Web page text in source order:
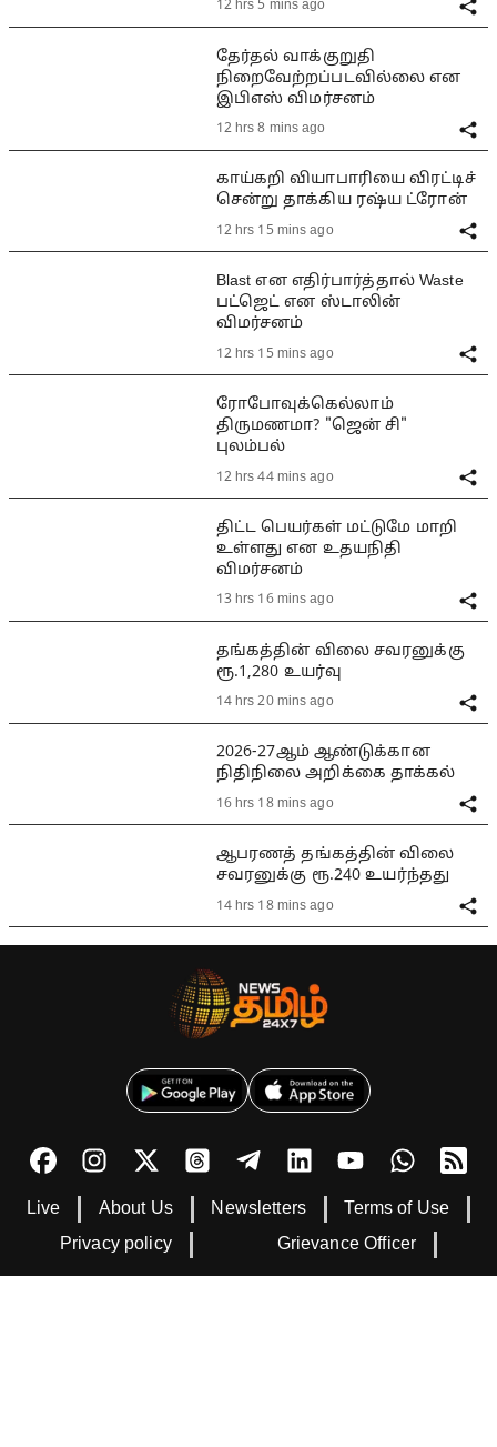
12 hrs 5 mins ago
தேர்தல் வாக்குறுதி
நிறைவேற்றப்படவில்லை என
இபிஎஸ் விமர்சனம்
12 hrs 8 mins ago
காய்கறி வியாபாரியை விரட்டிச்
சென்று தாக்கிய ரஷ்ய ட்ரோன்
12 hrs 15 mins ago
Blast என எதிர்பார்த்தால் Waste
பட்ஜெட் என ஸ்டாலின்
விமர்சனம்
12 hrs 15 mins ago
ரோபோவுக்கெல்லாம்
திருமணமா? "ஜென் சி"
புலம்பல்
12 hrs 44 mins ago
திட்ட பெயர்கள் மட்டுமே மாறி
உள்ளது என உதயநிதி
விமர்சனம்
13 hrs 16 mins ago
தங்கத்தின் விலை சவரனுக்கு
ரூ.1,280 உயர்வு
14 hrs 20 mins ago
2026-27ஆம் ஆண்டுக்கான
நிதிநிலை அறிக்கை தாக்கல்
16 hrs 18 mins ago
ஆபரணத் தங்கத்தின் விலை
சவரனுக்கு ரூ.240 உயர்ந்தது
14 hrs 18 mins ago
Live About Us Newsletters
Terms of Use
Privacy policy
Grievance Officer